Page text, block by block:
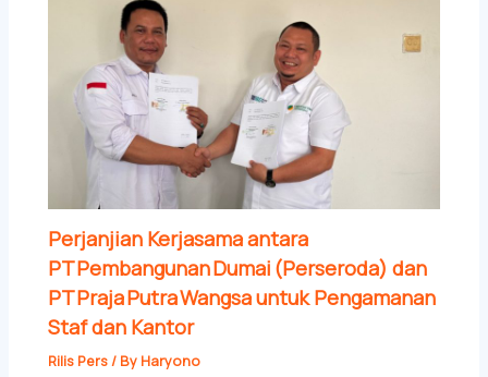
Perjanjian Kerjasama antara
PT Pembangunan Dumai (Perseroda) dan
PT Praja Putra Wangsa untuk Pengamanan
Staf dan Kantor
Rilis Pers/ By Haryono